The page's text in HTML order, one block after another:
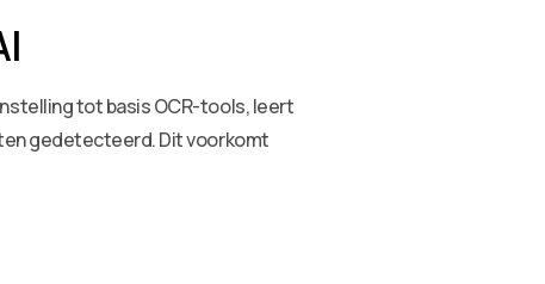
tot basis OCR-tools, leert
gedetecteerd. Dit voorkomt